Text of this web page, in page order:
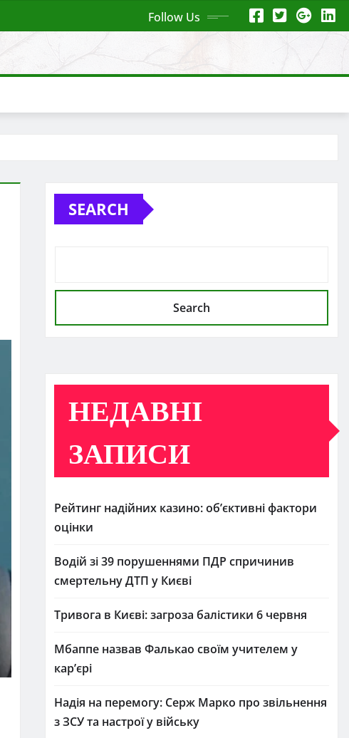
Follow Us
SEARCH
Search
НЕДАВНІ
ЗАПИСИ
Рейтинг надійних казино: об’єктивні фактори
оцінки
Водій зі 39 порушеннями ПДР спричинив
смертельну ДТП у Києві
Тривога в Києві: загроза балістики 6 червня
Мбаппе назвав Фалькао своїм учителем у
кар’єрі
Надія на перемогу: Серж Марко про звільнення
з ЗСУ та настрої у війську